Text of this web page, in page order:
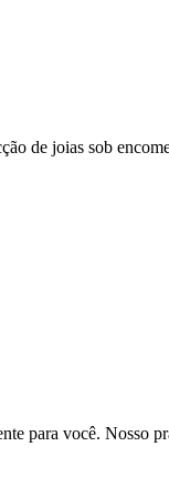
de joias sob
para você. Nosso